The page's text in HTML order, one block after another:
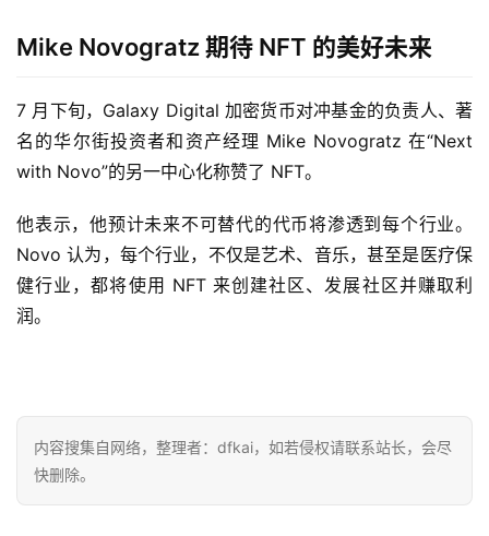
信
仰
a
h
r
9
9
常
用
Mike Novogratz 期待 NFT 的美好未来
7 月下旬，Galaxy Digital 加密货币对冲基金的负责人、著
名的华尔街投资者和资产经理 Mike Novogratz 在“Next
with Novo”的另一中心化称赞了 NFT。
他表示，他预计未来不可替代的代币将渗透到每个行业。
Novo 认为，每个行业，不仅是艺术、音乐，甚至是医疗保
健行业，都将使用 NFT 来创建社区、发展社区并赚取利
润。
内容搜集自网络，整理者：dfkai，如若侵权请联系站长，会尽
快删除。